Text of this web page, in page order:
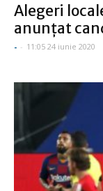
Alegeri
anunţat
- - 11:05 24 iunie 2020